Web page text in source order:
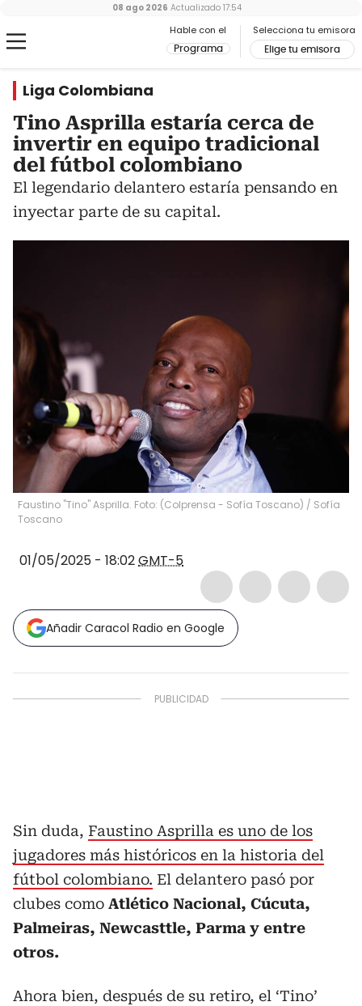
Hable con el
Programa
Selecciona tu emisora
Elige tu emisora
08 ago 2026 Actualizado 17:54
Liga Colombiana
Tino Asprilla estaría cerca de
invertir en equipo tradicional
del fútbol colombiano
El legendario delantero estaría pensando en
inyectar parte de su capital.
Faustino "Tino" Asprilla. Foto: (Colprensa - Sofía Toscano) / Sofía
Toscano
01/05/2025 - 18:02GMT-5
Añadir Caracol Radio en Google
Sin duda, Faustino Asprilla es uno de los
jugadores más históricos en la historia del
fútbol colombiano. El delantero pasó por
clubes como Atlético Nacional, Cúcuta,
Palmeiras, Newcasttle, Parma y entre
otros.
Ahora bien, después de su retiro, el ‘Tino’